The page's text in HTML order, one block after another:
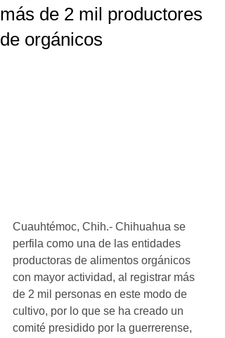
más de 2 mil productores
de orgánicos
Cuauhtémoc, Chih.- Chihuahua se
perfila como una de las entidades
productoras de alimentos orgánicos
con mayor actividad, al registrar más
de 2 mil personas en este modo de
cultivo, por lo que se ha creado un
comité presidido por la guerrerense,